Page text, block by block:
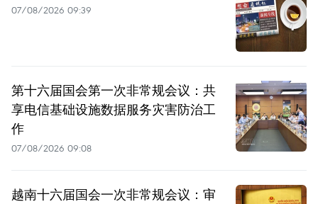
07/08/2026 09:39
第十六届国会第一次非常规会议：共
享电信基础设施数据服务灾害防治工
作
07/08/2026 09:08
越南十六届国会一次非常规会议：审